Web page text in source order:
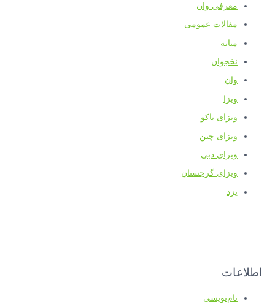
معرفی وان
مقالات عمومی
میانه
نخجوان
وان
ویزا
ویزای باکو
ویزای چین
ویزای دبی
ویزای گرجستان
یزد
اطلاعات
نام‌نویسی